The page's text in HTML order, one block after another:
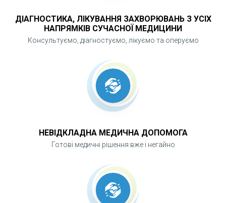
ДІАГНОСТИКА, ЛІКУВАННЯ ЗАХВОРЮВАНЬ З УСІХ
НАПРЯМКІВ СУЧАСНОЇ МЕДИЦИНИ
Консультуємо, діагностуємо, лікуємо та оперуємо
НЕВІДКЛАДНА МЕДИЧНА ДОПОМОГА
Готові медичні рішення вже і негайно